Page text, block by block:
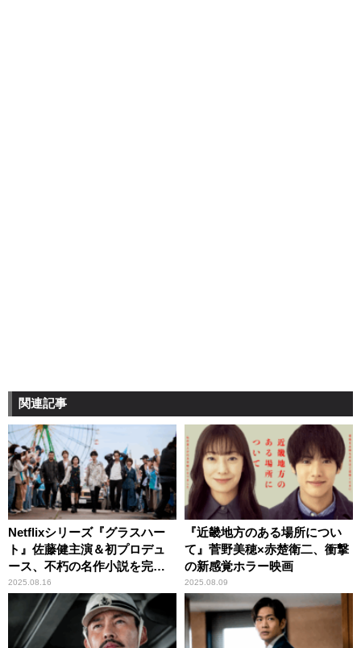
関連記事
Netflixシリーズ『グラスハー
ト』佐藤健主演＆初プロデュ
ース、不朽の名作小説を完全
実写化
2025.08.16
『近畿地方のある場所につい
て』菅野美穂×赤楚衛二、衝撃
の新感覚ホラー映画
2025.08.09